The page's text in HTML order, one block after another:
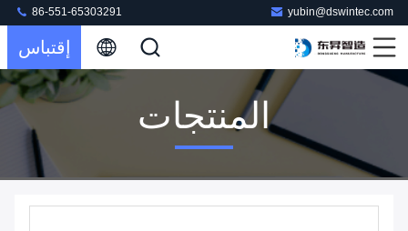
yubin@dswintec.com
86-551-65303291
إقتباس
المنتجات